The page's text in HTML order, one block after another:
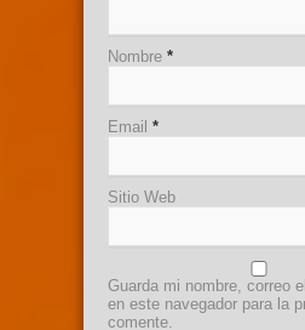
Nombre *
Email *
Sitio Web
Guarda mi nombre, correo
en este navegador para la
comente.